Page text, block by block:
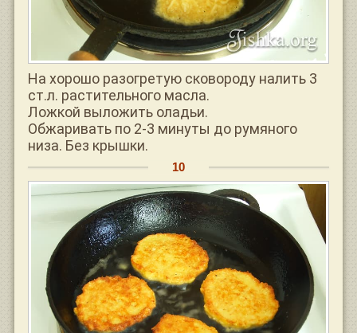
На хорошо разогретую сковороду налить 3
ст.л. растительного масла.
Ложкой выложить оладьи.
Обжаривать по 2-3 минуты до румяного
низа. Без крышки.